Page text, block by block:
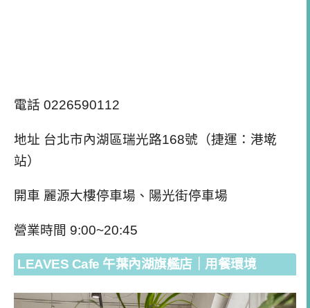
電話 0226590112
地址 台北市內湖區瑞光路168號（捷運：港墘
站）
開車 麗源大樓停車場、陽光街停車場
營業時間 9:00~20:45
LEAVES Cafe 午葉內湖旗艦店｜用餐環境